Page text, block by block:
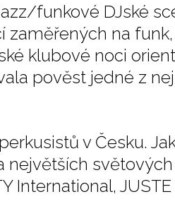
funkové DJské
na funk,
klubové noci
pověst jedné z
v Česku.
International, JUSTE